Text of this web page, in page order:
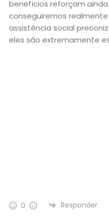
benefícios reforçam
conseguiremos
assistência social
eles são extremamente
0 Responder